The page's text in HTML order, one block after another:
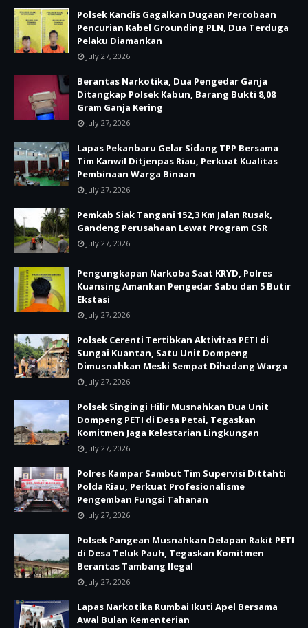
Polsek Kandis Gagalkan Dugaan Percobaan
Pencurian Kabel Grounding PLN, Dua Terduga
Pelaku Diamankan
July 27, 2026
Berantas Narkotika, Dua Pengedar Ganja
Ditangkap Polsek Kabun, Barang Bukti 8,08
Gram Ganja Kering
July 27, 2026
Lapas Pekanbaru Gelar Sidang TPP Bersama
Tim Kanwil Ditjenpas Riau, Perkuat Kualitas
Pembinaan Warga Binaan
July 27, 2026
Pemkab Siak Tangani 152,3 Km Jalan Rusak,
Gandeng Perusahaan Lewat Program CSR
July 27, 2026
Pengungkapan Narkoba Saat KRYD, Polres
Kuansing Amankan Pengedar Sabu dan 5 Butir
Ekstasi
July 27, 2026
Polsek Cerenti Tertibkan Aktivitas PETI di
Sungai Kuantan, Satu Unit Dompeng
Dimusnahkan Meski Sempat Dihadang Warga
July 27, 2026
Polsek Singingi Hilir Musnahkan Dua Unit
Dompeng PETI di Desa Petai, Tegaskan
Komitmen Jaga Kelestarian Lingkungan
July 27, 2026
Polres Kampar Sambut Tim Supervisi Dittahti
Polda Riau, Perkuat Profesionalisme
Pengemban Fungsi Tahanan
July 27, 2026
Polsek Pangean Musnahkan Delapan Rakit PETI
di Desa Teluk Pauh, Tegaskan Komitmen
Berantas Tambang Ilegal
July 27, 2026
Lapas Narkotika Rumbai Ikuti Apel Bersama
Awal Bulan Kementerian